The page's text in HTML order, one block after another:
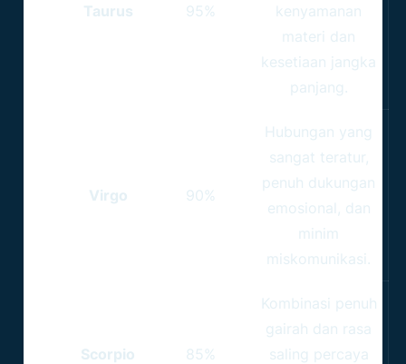
Taurus 95%
kenyamanan
materi dan
kesetiaan jangka
panjang.
Virgo 90%
Hubungan yang
sangat teratur,
penuh dukungan
emosional, dan
minim
miskomunikasi.
Scorpio 85%
Kombinasi penuh
gairah dan rasa
saling percaya